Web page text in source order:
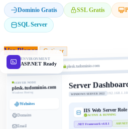
Dominio Gratis SSL Gratis
SQL Server
Ver Planes Cotizar
ENVIRONMENT
ASP.NET Ready plesk.tudominio.com
SERVER NODE
plesk.tudominio.com
Windows Hosting
Websites
Domains
Email
Server
WINDOWS SERVER 2022
IIS Web Server Role
ACTIVE & RUNNING
.NET Framework v4.8.1